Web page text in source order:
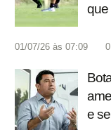
que
01/07/26 às 07:09 0
e